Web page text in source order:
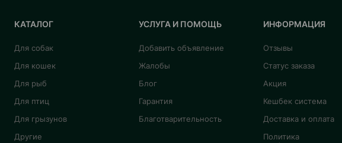
КАТАЛОГ
Для собак
Для кошек
Для рыб
Для птиц
Для грызунов
Другие
УСЛУГА И ПОМОЩЬ
Добавить объявление
Жалобы
Блог
Гарантия
Благотварительность
ИНФОРМАЦИЯ
Отзывы
Статус заказа
Акция
Кешбек система
Доставка и оплата
Политика